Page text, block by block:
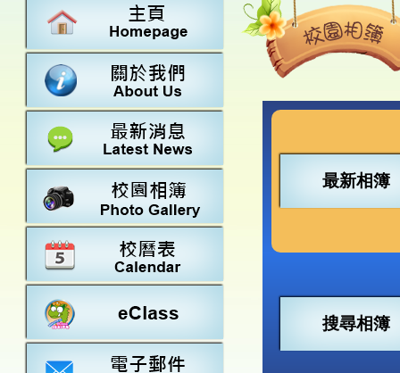
學校資料
校長的話
行政架構
學校設施
最新消息
計劃,報告及
中文
英文
常識
學生支援組
言語能力提
課後興趣班
校隊活動
25-26得獎
24-25得獎
22-23得獎
20-21得獎
校園相簿
校園電台
家長教師會
校友會